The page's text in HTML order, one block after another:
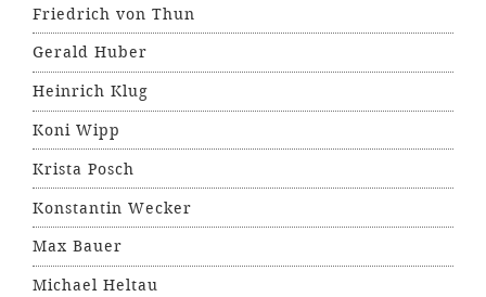
Friedrich von Thun
Gerald Huber
Heinrich Klug
Koni Wipp
Krista Posch
Konstantin Wecker
Max Bauer
Michael Heltau